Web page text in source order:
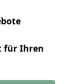
für Ihren